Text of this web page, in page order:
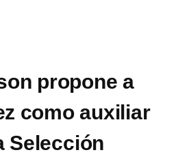
propone a
como auxiliar
Selección